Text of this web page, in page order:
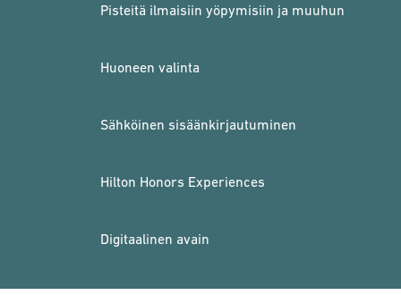
Pisteitä ilmaisiin yöpymisiin ja muuhun
Huoneen valinta
Sähköinen sisäänkirjautuminen
Hilton Honors Experiences
Digitaalinen avain